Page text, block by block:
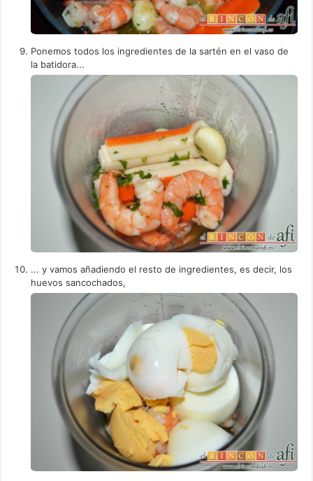
Ponemos todos los ingredientes de la sartén en el vaso de
la batidora...
... y vamos añadiendo el resto de ingredientes, es decir, los
huevos sancochados,